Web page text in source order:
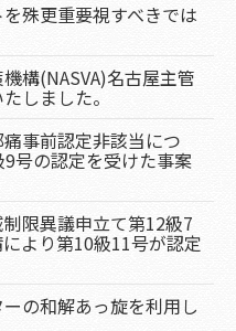
殊更重要視すべきでは
構(NASVA)名古屋主管
しました。
事前認定非該当につ
号の認定を受けた事案
限異議申立て第12級7
より第10級11号が認定
の和解あっ旋を利用し